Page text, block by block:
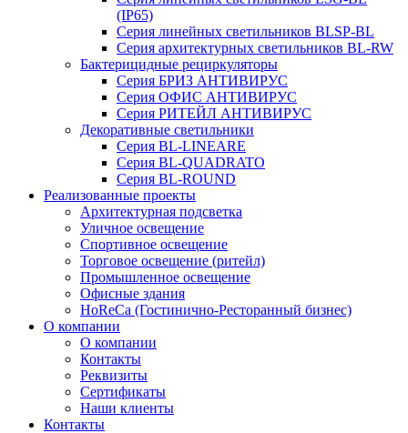
(IP65)
Серия линейных светильников BLSP-BL
Серия архитектурных светильников BL-RW
Бактерицидные рециркуляторы
Серия БРИЗ АНТИВИРУС
Серия ОФИС АНТИВИРУС
Серия РИТЕЙЛ АНТИВИРУС
Декоративные светильники
Серия BL-LINEARE
Серия BL-QUADRATO
Серия BL-ROUND
Реализованные проекты
Архитектурная подсветка
Уличное освещение
Спортивное освещение
Торговое освещение (ритейл)
Промышленное освещение
Офисные здания
HoReCa (Гостинично-Ресторанный бизнес)
О компании
О компании
Контакты
Реквизиты
Сертификаты
Наши клиенты
Контакты